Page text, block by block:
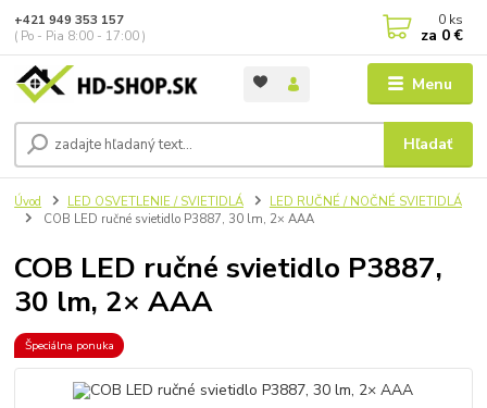
Menu
Hľadať
+421 949 353 157
( Po - Pia 8:00 - 17:00 )
0 ks
za 0 €
Úvod LED OSVETLENIE / SVIETIDLÁ
LED RUČNÉ / NOČNÉ SVIETIDLÁ
COB LED ručné svietidlo P3887, 30 lm, 2× AAA
COB LED ručné svietidlo P3887,
30 lm, 2× AAA
Špeciálna ponuka